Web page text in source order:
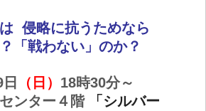
侵略に抗うためなら
「戦わない」のか？
（日） 18時30分～
ンター４階
「 シルバー